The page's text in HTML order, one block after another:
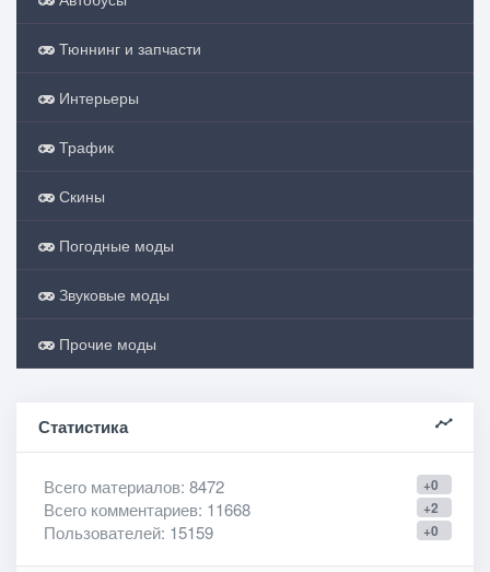
Тюннинг и запчасти
Интерьеры
Трафик
Скины
Погодные моды
Звуковые моды
Прочие моды
Статистика
+0
Всего материалов: 8472
+2
Всего комментариев: 11668
+0
Пользователей: 15159